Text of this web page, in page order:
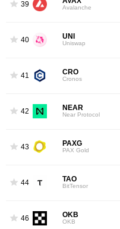
39 Avalanche
40 UNI
Uniswap
41 CRO
Cronos
42 NEAR
Near Protocol
43 PAXG
PAX Gold
44 TAO
BitTensor
46 OKB
OKB